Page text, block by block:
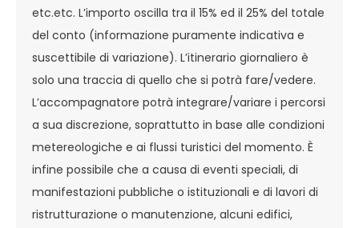
etc.etc. L’importo oscilla tra il 15% ed il 25% del totale
del conto (informazione puramente indicativa e
suscettibile di variazione). L’itinerario giornaliero è
solo una traccia di quello che si potrà fare/vedere.
L’accompagnatore potrà integrare/variare i percorsi
a sua discrezione, soprattutto in base alle condizioni
metereologiche e ai flussi turistici del momento. È
infine possibile che a causa di eventi speciali, di
manifestazioni pubbliche o istituzionali e di lavori di
ristrutturazione o manutenzione, alcuni edifici,